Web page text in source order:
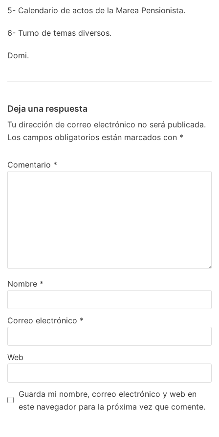
5- Calendario de actos de la Marea Pensionista.
6- Turno de temas diversos.
Domi.
Deja una respuesta
Tu dirección de correo electrónico no será publicada.
Los campos obligatorios están marcados con *
Comentario *
Nombre *
Correo electrónico *
Web
Guarda mi nombre, correo electrónico y web en
este navegador para la próxima vez que comente.